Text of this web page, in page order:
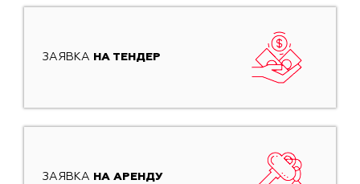
ЗАЯВКА НА ТЕНДЕР
ЗАЯВКА НА АРЕНДУ